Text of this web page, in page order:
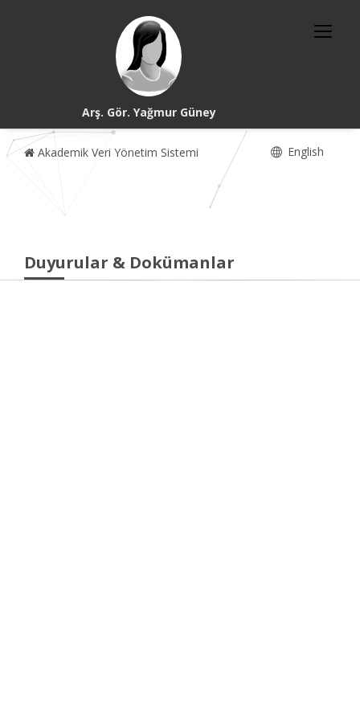
Arş. Gör. Yağmur Güney
Akademik Veri Yönetim Sistemi English
Duyurular & Dokümanlar